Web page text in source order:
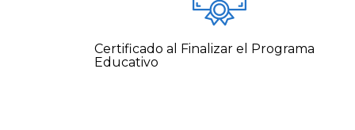
Certificado al Finalizar el Programa
Educativo